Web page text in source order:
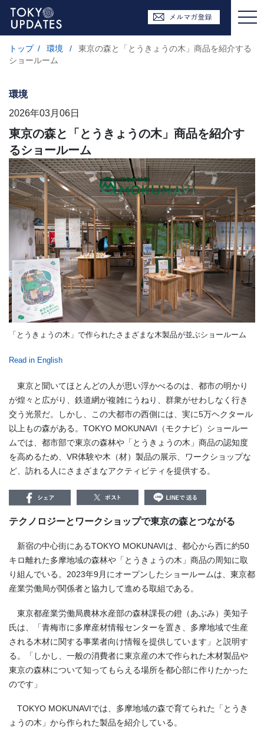
トップ / 環境 /
東京の森と「とうきょうの木」商品を紹介する
ショールーム
環境
2026年03月06日
東京の森と「とうきょうの木」商品を紹介す
るショールーム
「とうきょうの木」で作られたさまざまな木製品が並ぶショールーム
Read in English
東京と聞いてほとんどの人が思い浮かべるのは、都市の明かり
が煌々と広がり、鉄道網が複雑にうねり、群衆がせわしなく行き
交う光景だ。しかし、この大都市の西側には、実に5万ヘクタール
以上もの森がある。TOKYO MOKUNAVI（モクナビ）ショールー
ムでは、都市部で東京の森林や「とうきょうの木」商品の認知度
を高めるため、VR体験や木（材）製品の展示、ワークショップな
ど、訪れる人にさまざまなアクティビティを提供する。
テクノロジーとワークショップで東京の森とつながる
新宿の中心街にあるTOKYO MOKUNAVIは、都心から西に約50
キロ離れた多摩地域の森林や「とうきょうの木」商品の周知に取
り組んでいる。2023年9月にオープンしたショールームは、東京都
産業労働局が関係者と協力して進める取組である。
東京都産業労働局農林水産部の森林課長の鐙（あぶみ）美知子
氏は、「青梅市に多摩産材情報センターを置き、多摩地域で生産
される木材に関する事業者向け情報を提供しています」と説明す
る。「しかし、一般の消費者に東京産の木で作られた木材製品や
東京の森林について知ってもらえる場所を都心部に作りたかった
のです」
TOKYO MOKUNAVIでは、多摩地域の森で育てられた「とうき
ょうの木」から作られた製品を紹介している。